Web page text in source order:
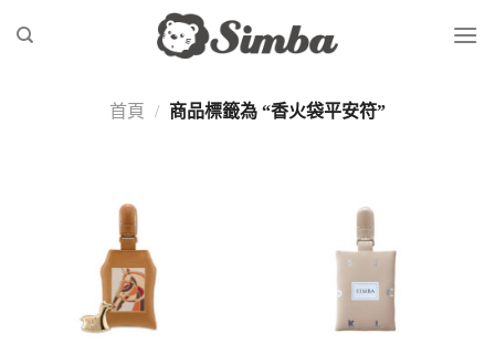
首頁 / 商品標籤為 “香火袋平安符”